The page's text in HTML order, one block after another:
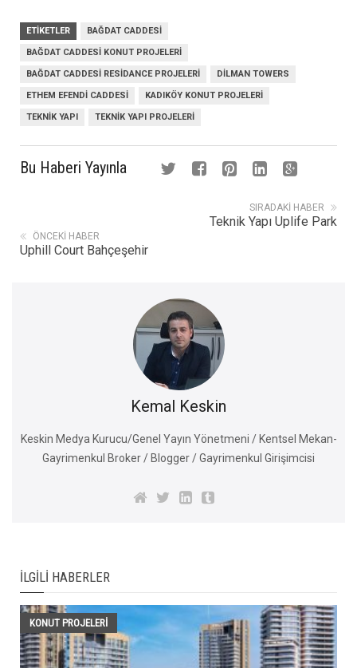
ETIKETLER BAĞDAT CADDESI
BAĞDAT CADDESI KONUT PROJELERI
BAĞDAT CADDESI RESIDANCE PROJELERI DILMAN TOWERS
ETHEM EFENDI CADDESI KADIKÖY KONUT PROJELERI
TEKNIK YAPI TEKNIK YAPI PROJELERI
Bu Haberi Yayınla
SIRADAKI HABER
Teknik Yapı Uplife Park
ÖNCEKI HABER
Uphill Court Bahçeşehir
Kemal Keskin
Keskin Medya Kurucu/Genel Yayın Yönetmeni / Kentsel Mekan-
Gayrimenkul Broker / Blogger / Gayrimenkul Girişimcisi
İLGILI HABERLER
KONUT PROJELERI